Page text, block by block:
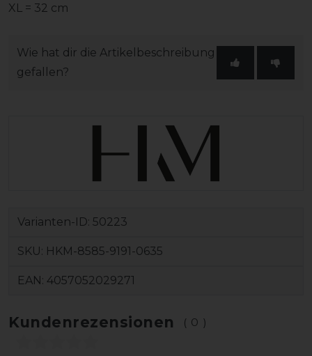
XL = 32 cm
Wie hat dir die Artikelbeschreibung
gefallen?
Varianten-ID: 50223
SKU: HKM-8585-9191-0635
EAN: 4057052029271
Kundenrezensionen (0)